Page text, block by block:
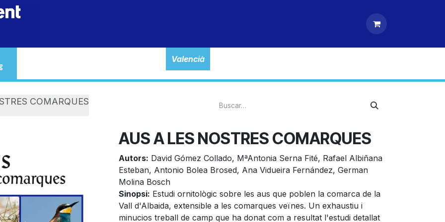
Valencià
COMARQUES
AUS A LES NOSTRES COMARQUES
Autors: David Gómez Collado, MªAntonia Serna Fité, Rafael Albiñana
Esteban, Antonio Bolea Brosed, Ana Vidueira Fernández, German
Molina Bosch
Sinopsi: Estudi ornitològic sobre les aus que poblen la comarca de la
Vall d'Albaida, extensible a les comarques veïnes. Un exhaustiu i
minucios treball de camp que ha donat com a resultat l'estudi detallat